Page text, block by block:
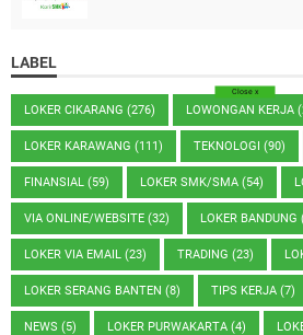
LABEL
LOKER CIKARANG (276) LOWONGAN KERJA
LOKER KARAWANG (111) TEKNOLOGI (90)
FINANSIAL (59) LOKER SMK/SMA (54)
VIA ONLINE/WEBSITE (32) LOKER BANDUNG
LOKER VIA EMAIL (23) TRADING (23)
LOKER SERANG BANTEN (8) TIPS KERJA (7)
NEWS (5) LOKER PURWAKARTA (4)
Close x